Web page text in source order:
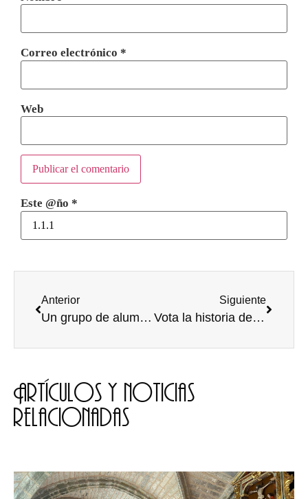
Correo electrónico *
Web
Este @ño *
Anterior
Un grupo de alumnos de colegio Aurelio Gómez Escolar realizó un taller de enocultura
Siguiente
Vota la historia de Haizea
Artículos y noticias
relacionadas